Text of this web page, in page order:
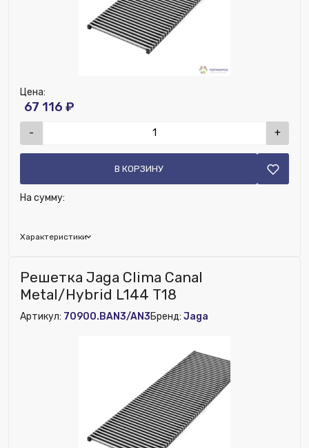
Характеристики
Цена:
67 116 ₽
- +
В КОРЗИНУ
На сумму:
Глубина (мм):210
Ширина (мм): 1840
Высота (мм):
Решетка Jaga Clima Canal
Metal/Hybrid L144 T18
Артикул: 70900.BAN3/AN3Бренд: Jaga